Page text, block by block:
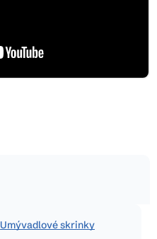
Umývadlové skrinky